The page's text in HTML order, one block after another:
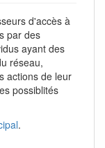
d'accès à
par des
ayant des
réseau,
actions de leur
possiblités
.